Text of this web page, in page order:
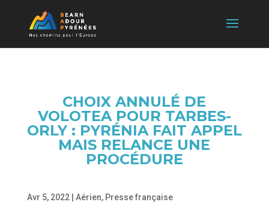
CHOIX ANNULÉ DE
VOLOTEA POUR TARBES-
ORLY : PYRÉNIA FAIT APPEL
MAIS RELANCE UNE
PROCÉDURE
Avr 5, 2022| Aérien, Presse française